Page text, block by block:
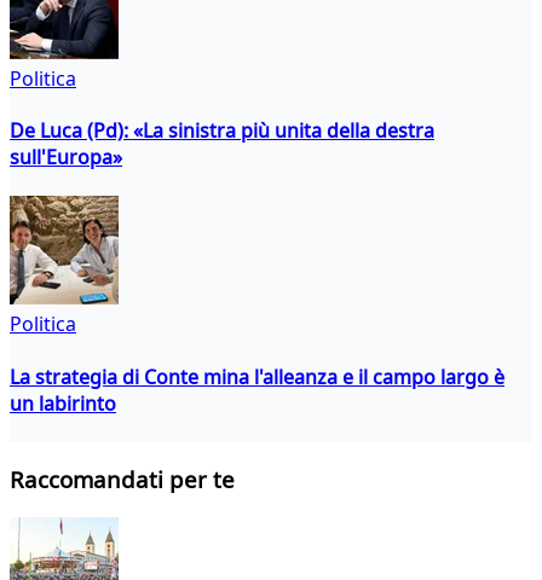
Politica
De Luca (Pd): «La sinistra più unita della destra
sull'Europa»
Politica
La strategia di Conte mina l'alleanza e il campo largo è
un labirinto
Raccomandati per te